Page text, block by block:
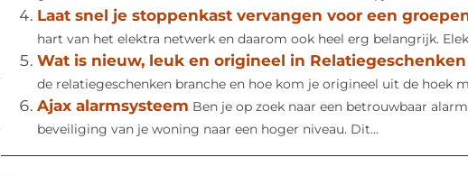
Laat snel je stoppenkast vervangen voor een
hart van het elektra netwerk en daarom ook heel erg belangrijk.
Wat is nieuw, leuk en origineel in Relatiegeschenken
de relatiegeschenken branche en hoe kom je origineel uit de hoek
Ajax alarmsysteem Ben je op zoek naar een betrouwbaar
beveiliging van je woning naar een hoger niveau. Dit...